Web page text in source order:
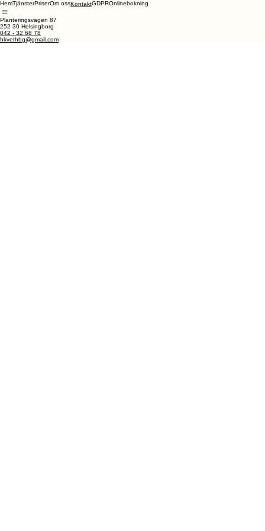
HemTjänsterPriserOm ossKontaktGDPROnlinebokning
Planteringsvägen 87
252 30 Helsingborg
042 - 32 68 78
hkvethbg@gmail.com